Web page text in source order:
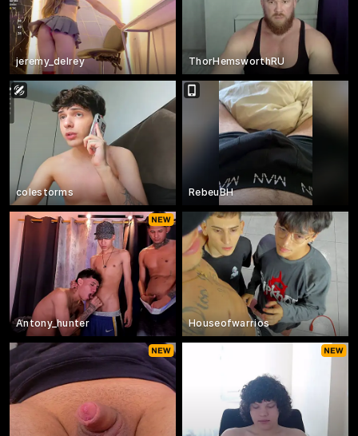
jeremy_delrey ThorHemsworthRU
colestorms RebeuBH
Antony_hunter Houseofwarrios